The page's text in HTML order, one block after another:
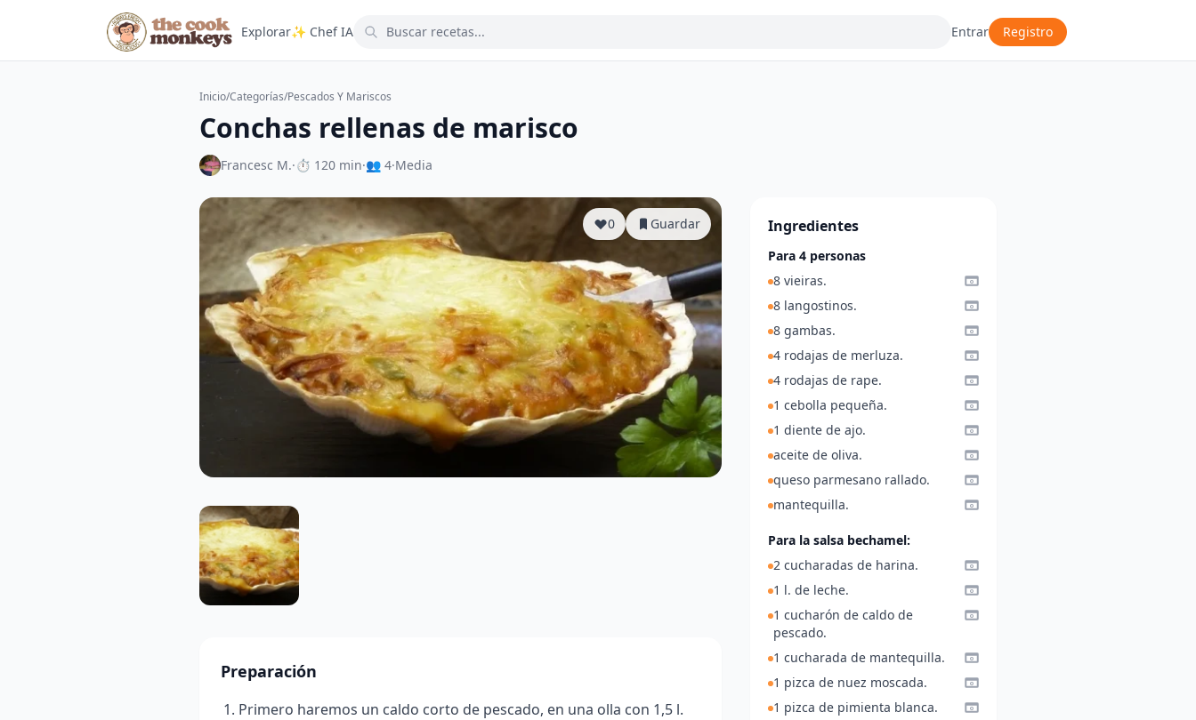
Explorar✨ Chef IA Entrar Registro
Inicio/Categorías/Pescados Y Mariscos
Conchas rellenas de marisco
Francesc M.·⏱ 120 min·👥 4·Media
0 Guardar
Preparación
Primero haremos un caldo corto de pescado, en una olla con 1,5 l.
Ingredientes
Para 4 personas
8 vieiras.
8 langostinos.
8 gambas.
4 rodajas de merluza.
4 rodajas de rape.
1 cebolla pequeña.
1 diente de ajo.
aceite de oliva.
queso parmesano rallado.
mantequilla.
Para la salsa bechamel:
2 cucharadas de harina.
1 l. de leche.
1 cucharón de caldo de
pescado.
1 cucharada de mantequilla.
1 pizca de nuez moscada.
1 pizca de pimienta blanca.